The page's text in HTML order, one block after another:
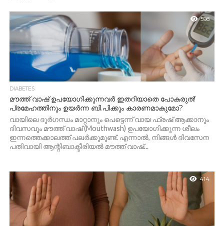
598
DIABETES
മൗത്ത് വാഷ് ഉപയോഗിക്കുന്നവർ ഇതറിയാതെ പോകരുത്!
പ്രമേഹത്തിനും ഉയർന്ന ബി.പിക്കും കാരണമാകുമോ?
വായിലെ ദുർഗന്ധം മാറ്റാനും പെട്ടെന്ന് വായ ഫ്രഷ് ആക്കാനും
ദിവസവും മൗത്ത് വാഷ് (Mouthwash) ഉപയോഗിക്കുന്ന ശീലം
ഇന്നത്തെക്കാലത്ത് പലർക്കുമുണ്ട്. എന്നാൽ, നിങ്ങൾ ദിവസേന
പതിവായി ആന്റിബാക്ടീരിയൽ മൗത്ത് വാഷ്...
414